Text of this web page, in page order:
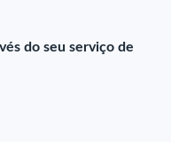
do seu serviço de